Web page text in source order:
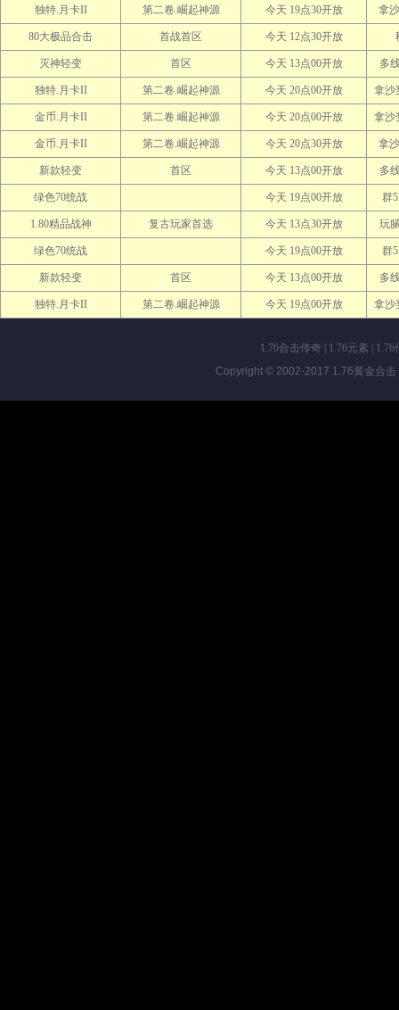
独特.月卡II 第二卷.崛起神源 今天 19点30开放 拿
80大极品合击 首战首区 今天 12点30开放
灭神轻变 首区 今天 13点00开放 多
独特.月卡II 第二卷.崛起神源 今天 20点00开放 拿沙
金币.月卡II 第二卷.崛起神源 今天 20点00开放 拿沙
金币.月卡II 第二卷.崛起神源 今天 20点30开放 拿
新款轻变 首区 今天 13点00开放 多
绿色70统战 今天 19点00开放 群
1.80精品战神 复古玩家首选 今天 13点30开放 玩
绿色70统战 今天 19点00开放 群
新款轻变 首区 今天 13点00开放 多
独特.月卡II 第二卷.崛起神源 今天 19点00开放 拿沙
1.76合击传奇 1.76元素
1.76
Copyright © 2002-2017 1.76黄金合击